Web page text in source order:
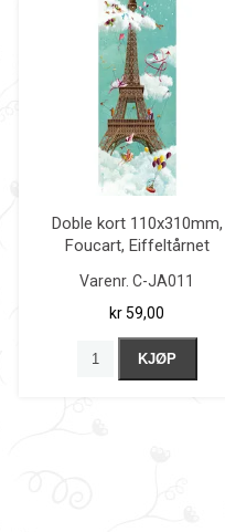
Doble kort 110x310mm,
Foucart, Eiffeltårnet
Varenr. C-JA011
kr 59,00
KJØP